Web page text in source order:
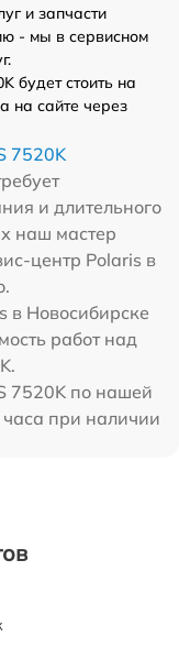
и запчасти
- мы в сервисном
будет стоить на
на сайте через
7520K
и длительного
наш мастер
центр Polaris в
в Новосибирске
работ над
7520K по нашей
часа при наличии